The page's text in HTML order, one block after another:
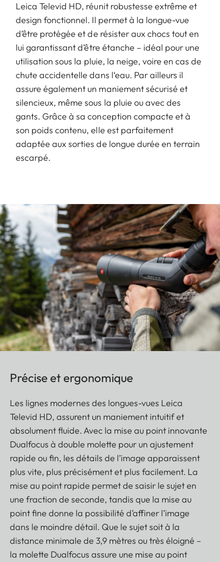
Leica Televid HD, réunit robustesse extrême et
design fonctionnel. Il permet à la longue-vue
d’être protégée et de résister aux chocs tout en
lui garantissant d’être étanche – idéal pour une
utilisation sous la pluie, la neige, voire en cas de
chute accidentelle dans l‘eau. Par ailleurs il
assure également un maniement sécurisé et
silencieux, même sous la pluie ou avec des
gants. Grâce à sa conception compacte et à
son poids contenu, elle est parfaitement
adaptée aux sorties de longue durée en terrain
escarpé.
Précise et ergonomique
Les lignes modernes des longues-vues Leica
Televid HD, assurent un maniement intuitif et
absolument fluide. Avec la mise au point innovante
Dualfocus à double molette pour un ajustement
rapide ou fin, les détails de l’image apparaissent
plus vite, plus précisément et plus facilement. La
mise au point rapide permet de saisir le sujet en
une fraction de seconde, tandis que la mise au
point fine donne la possibilité d’affiner l’image
dans le moindre détail. Que le sujet soit à la
distance minimale de 3,9 mètres ou très éloigné –
la molette Dualfocus assure une mise au point